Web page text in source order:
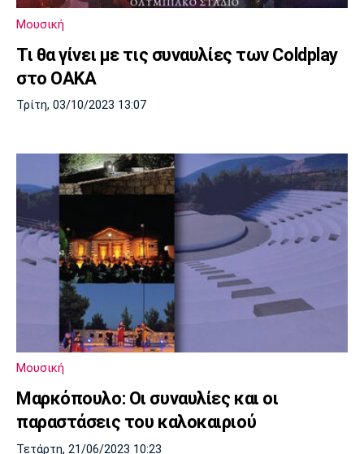
Cine Spot
Media
Παρασκήνιο
Ιωνικός Πανσερραϊκός
Μπαρτσελόνα
Ρεάλ
Μαδρίτης
Ατλέτικο
Μαδρίτης
Μάντσεστερ
Γιουνάιτεντ
Τσέλσι
Μουσική
Τι θα γίνει με τις συναυλίες των Coldplay
στο ΟΑΚΑ
Τρίτη, 03/10/2023 13:07
Μουσική
Μαρκόπουλο: Οι συναυλίες και οι
παραστάσεις του καλοκαιριού
Τετάρτη, 21/06/2023 10:23